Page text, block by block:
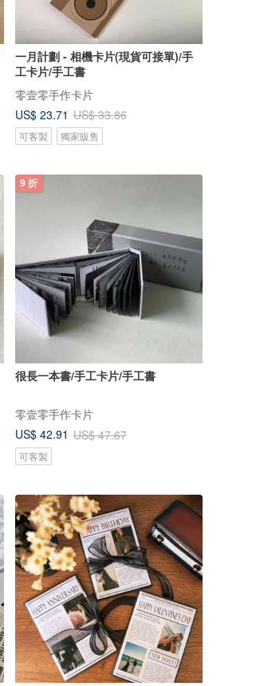
一月計劃 - 相機卡片(現貨可接單)/手
工卡片/手工書
零壹零手作卡片
US$ 23.71 US$ 33.86
可客製 獨家販售
9 折
很長一本書/手工卡片/手工書
零壹零手作卡片
US$ 42.91 US$ 47.67
可客製